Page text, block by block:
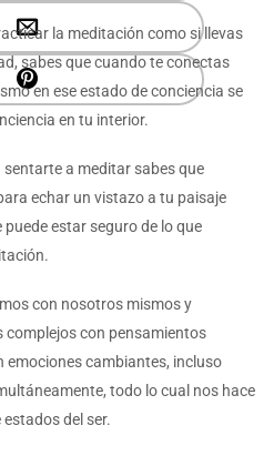
la meditación como si llevas
sabes que cuando te conectas
en ese estado de conciencia se
en tu interior.
a meditar sabes que
echar un vistazo a tu paisaje
estar seguro de lo que
con nosotros mismos y
complejos con pensamientos
cambiantes, incluso
todo lo cual nos hace
del ser.